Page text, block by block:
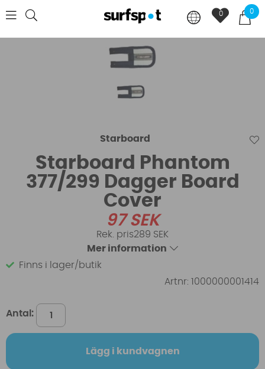
0
0
Starboard
Starboard Phantom
377/299 Dagger Board
Cover
97SEK
289 SEK
Mer information
Finns i lager/butik
Artnr: 1000000001414
Antal:
Lägg i kundvagnen